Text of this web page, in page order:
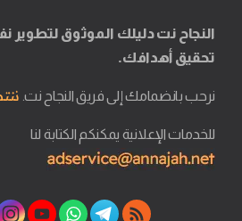
النجاح نت دليلك الموثوق لتطوير
تحقيق أهدافك.
نرحب بانضمامك إلى فريق النجاح نت.
للخدمات الإعلانية يمكنكم الكتابة لنا